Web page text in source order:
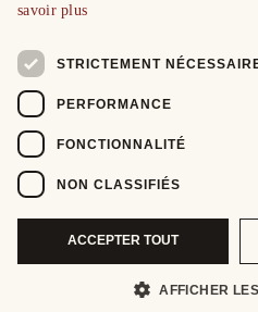
savoir plus
STRICTEMENT
PERFORMANCE
FONCTIONNALITÉ
NON CLASSIFIÉS
ACCEPTER TOUT
AFFICHER